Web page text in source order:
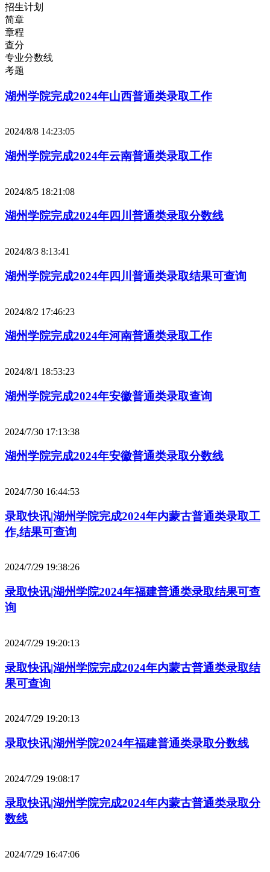
招生计划
简章
章程
查分
专业分数线
考题
湖州学院完成2024年山西普通类录取工作
2024/8/8 14:23:05
湖州学院完成2024年云南普通类录取工作
2024/8/5 18:21:08
湖州学院完成2024年四川普通类录取分数线
2024/8/3 8:13:41
湖州学院完成2024年四川普通类录取结果可查询
2024/8/2 17:46:23
湖州学院完成2024年河南普通类录取工作
2024/8/1 18:53:23
湖州学院完成2024年安徽普通类录取查询
2024/7/30 17:13:38
湖州学院完成2024年安徽普通类录取分数线
2024/7/30 16:44:53
录取快讯|湖州学院完成2024年内蒙古普通类录取工
作,结果可查询
2024/7/29 19:38:26
录取快讯|湖州学院2024年福建普通类录取结果可查
询
2024/7/29 19:20:13
录取快讯|湖州学院完成2024年内蒙古普通类录取结
果可查询
2024/7/29 19:20:13
录取快讯|湖州学院2024年福建普通类录取分数线
2024/7/29 19:08:17
录取快讯|湖州学院完成2024年内蒙古普通类录取分
数线
2024/7/29 16:47:06